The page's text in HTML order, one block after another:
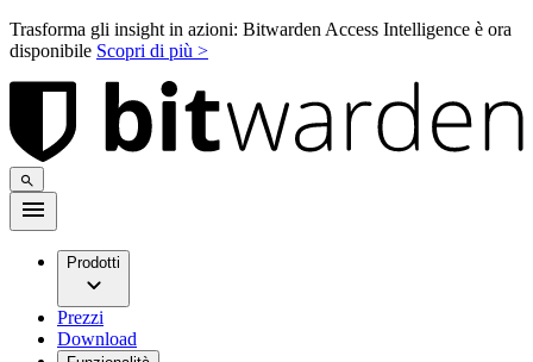
Trasforma gli insight in azioni: Bitwarden Access Intelligence è ora
disponibile Scopri di più >
Prodotti
Prezzi
Download